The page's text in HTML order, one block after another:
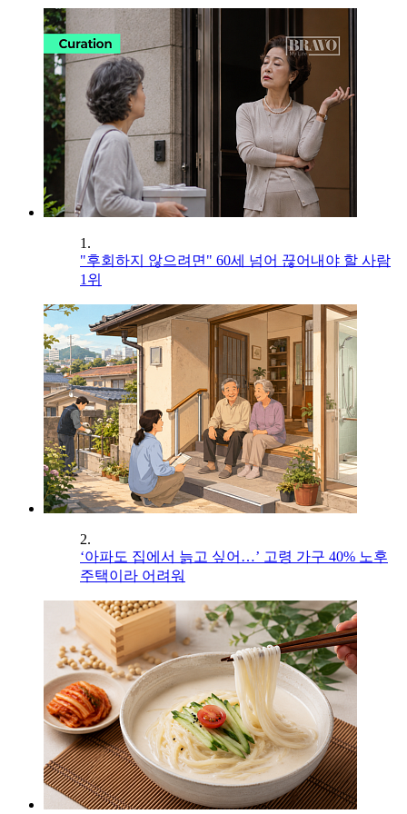
1.
"후회하지 않으려면" 60세 넘어 끊어내야 할 사람
1위
2.
‘아파도 집에서 늙고 싶어…’ 고령 가구 40% 노후
주택이라 어려워